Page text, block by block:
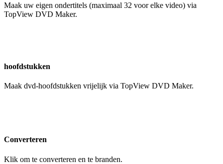
Maak uw eigen ondertitels (maximaal 32 voor elke video) via
TopView DVD Maker.
hoofdstukken
Maak dvd-hoofdstukken vrijelijk via TopView DVD Maker.
Converteren
Klik om te converteren en te branden.